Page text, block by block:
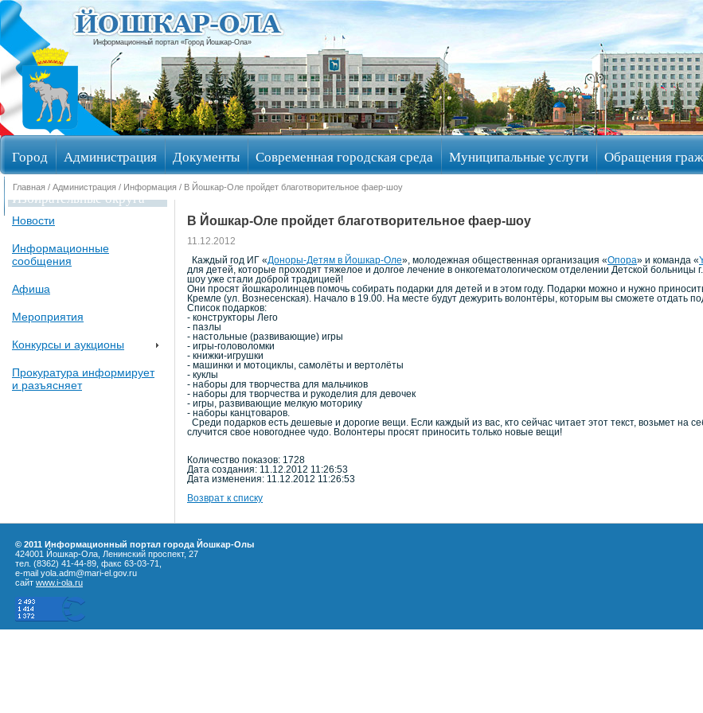
Информационный портал «Город Йошкар-Ола»
Город Администрация Документы Современная городская среда Муниципальные услуги Обращения
Избирательные округа
Главная / Администрация / Информация / В Йошкар-Оле пройдет благотворительное фаер-шоу
Новости
Информационные
сообщения
Афиша
Мероприятия
Конкурсы и аукционы
Прокуратура информирует
и разъясняет
В Йошкар-Оле пройдет благотворительное фаер-шоу
11.12.2012
Каждый год ИГ «Доноры-Детям в Йошкар-Оле», молодежная общественная организация «Опора» и команда «
для детей, которые проходят тяжелое и долгое лечение в онкогематологическом отделении Детской
шоу уже стали доброй традицией!
Они просят йошкаролинцев помочь собирать подарки для детей и в этом году. Подарки можно и нужно
Кремле (ул. Вознесенская). Начало в 19.00. На месте будут дежурить волонтёры, которым вы сможете отдать
Список подарков:
- конструкторы Лего
- пазлы
- настольные (развивающие) игры
- игры-головоломки
- книжки-игрушки
- машинки и мотоциклы, самолёты и вертолёты
- куклы
- наборы для творчества для мальчиков
- наборы для творчества и рукоделия для девочек
- игры, развивающие мелкую моторику
- наборы канцтоваров.
Среди подарков есть дешевые и дорогие вещи. Если каждый из вас, кто сейчас читает этот текст, возьмет на
случится свое новогоднее чудо. Волонтеры просят приносить только новые вещи!
Количество показов: 1728
Дата создания: 11.12.2012 11:26:53
Дата изменения: 11.12.2012 11:26:53
Возврат к списку
© 2011 Информационный портал города Йошкар-Олы
424001 Йошкар-Ола, Ленинский проспект, 27
тел. (8362) 41-44-89, факс 63-03-71,
e-mail yola.adm@mari-el.gov.ru
сайт www.i-ola.ru